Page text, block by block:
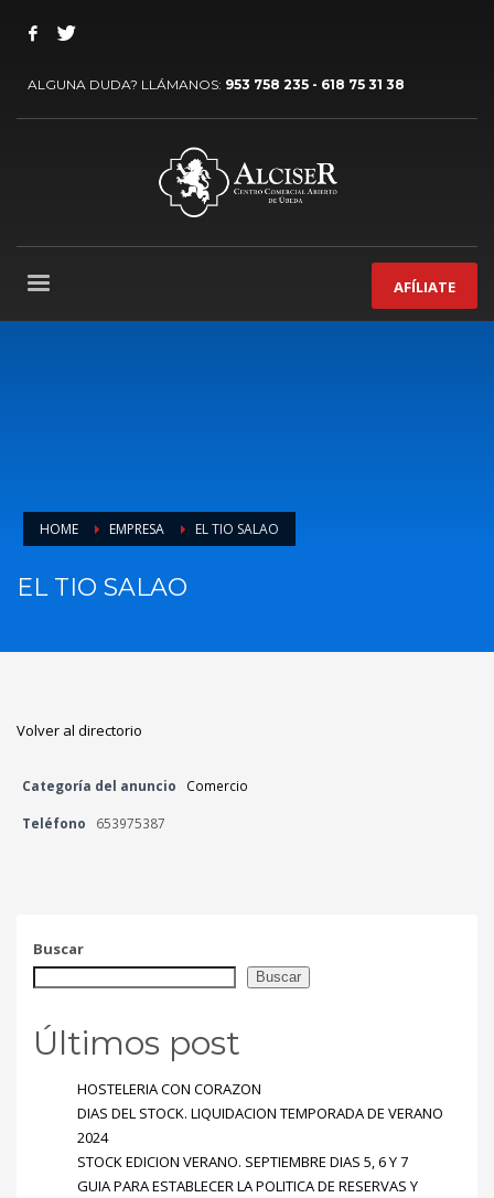
ALGUNA DUDA? LLÁMANOS: 953 758 235 - 618 75 31 38
AFÍLIATE
HOME EMPRESA EL TIO SALAO
EL TIO SALAO
Volver al directorio
Categoría del anuncio Comercio
Teléfono 653975387
Buscar
Buscar
Últimos post
HOSTELERIA CON CORAZON
DIAS DEL STOCK. LIQUIDACION TEMPORADA DE VERANO
2024
STOCK EDICION VERANO. SEPTIEMBRE DIAS 5, 6 Y 7
GUIA PARA ESTABLECER LA POLITICA DE RESERVAS Y